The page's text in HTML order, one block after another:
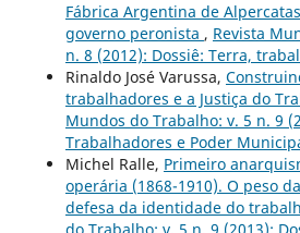
Fábrica Argentina de
governo peronista , Revista
n. 8 (2012): Dossiê: Terra,
Rinaldo José Varussa,
trabalhadores e a Justiça do
Mundos do Trabalho: v. 5 n. 9
Trabalhadores e Poder
Michel Ralle, Primeiro
operária (1868-1910). O peso
defesa da identidade do
do Trabalho: v. 5 n. 9 (2013):